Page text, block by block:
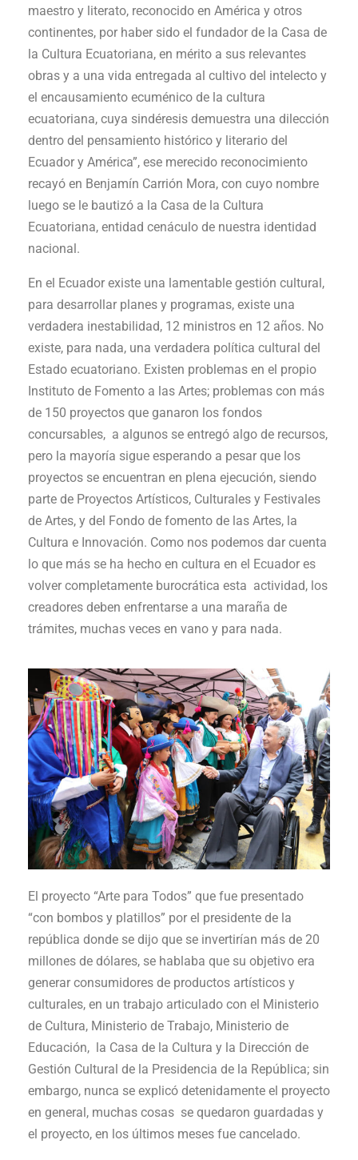
maestro y literato, reconocido en América y otros
continentes, por haber sido el fundador de la Casa de
la Cultura Ecuatoriana, en mérito a sus relevantes
obras y a una vida entregada al cultivo del intelecto y
el encausamiento ecuménico de la cultura
ecuatoriana, cuya sindéresis demuestra una dilección
dentro del pensamiento histórico y literario del
Ecuador y América”, ese merecido reconocimiento
recayó en Benjamín Carrión Mora, con cuyo nombre
luego se le bautizó a la Casa de la Cultura
Ecuatoriana, entidad cenáculo de nuestra identidad
nacional.
En el Ecuador existe una lamentable gestión cultural,
para desarrollar planes y programas, existe una
verdadera inestabilidad, 12 ministros en 12 años. No
existe, para nada, una verdadera política cultural del
Estado ecuatoriano. Existen problemas en el propio
Instituto de Fomento a las Artes; problemas con más
de 150 proyectos que ganaron los fondos
concursables, a algunos se entregó algo de recursos,
pero la mayoría sigue esperando a pesar que los
proyectos se encuentran en plena ejecución, siendo
parte de Proyectos Artísticos, Culturales y Festivales
de Artes, y del Fondo de fomento de las Artes, la
Cultura e Innovación. Como nos podemos dar cuenta
lo que más se ha hecho en cultura en el Ecuador es
volver completamente burocrática esta actividad, los
creadores deben enfrentarse a una maraña de
trámites, muchas veces en vano y para nada.
El proyecto “Arte para Todos” que fue presentado
“con bombos y platillos” por el presidente de la
república donde se dijo que se invertirían más de 20
millones de dólares, se hablaba que su objetivo era
generar consumidores de productos artísticos y
culturales, en un trabajo articulado con el Ministerio
de Cultura, Ministerio de Trabajo, Ministerio de
Educación, la Casa de la Cultura y la Dirección de
Gestión Cultural de la Presidencia de la República; sin
embargo, nunca se explicó detenidamente el proyecto
en general, muchas cosas se quedaron guardadas y
el proyecto, en los últimos meses fue cancelado.